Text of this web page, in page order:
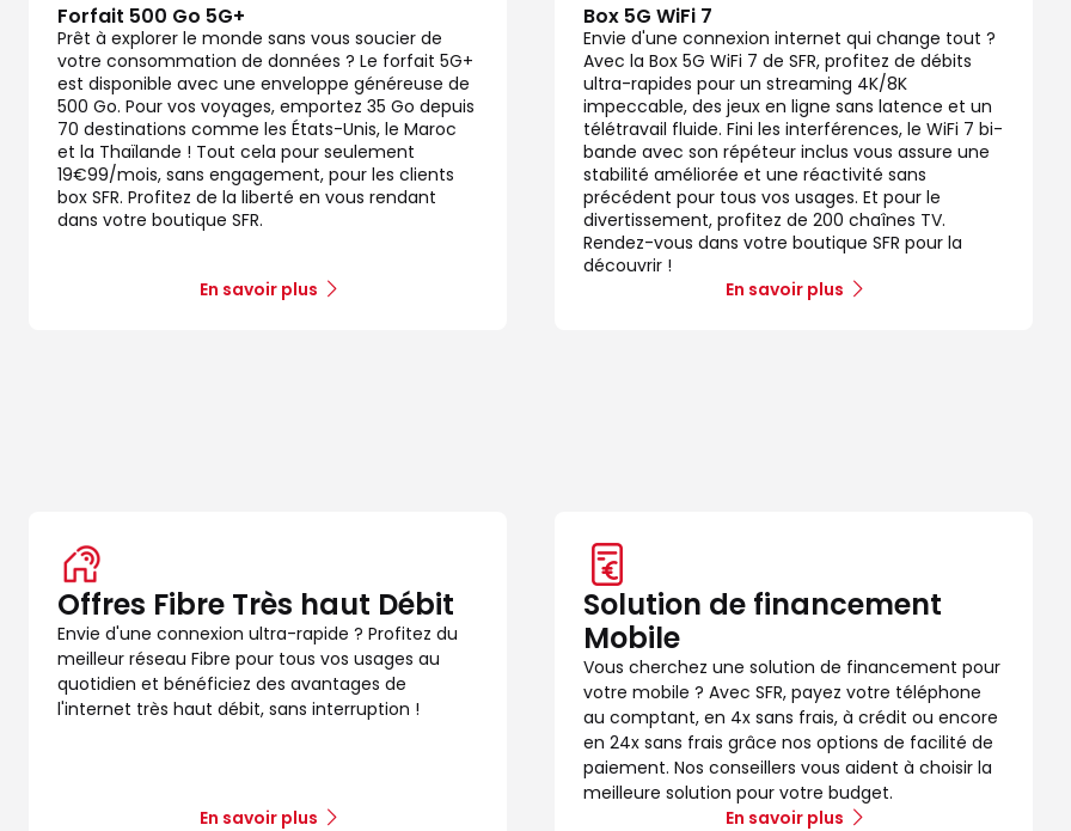
vous
Forfait 500 Go 5G+
Prêt à explorer le monde sans vous soucier de
votre consommation de données ? Le forfait 5G+
est disponible avec une enveloppe généreuse de
500 Go. Pour vos voyages, emportez 35 Go depuis
70 destinations comme les États-Unis, le Maroc
et la Thaïlande ! Tout cela pour seulement
19€99/mois, sans engagement, pour les clients
box SFR. Profitez de la liberté en vous rendant
dans votre boutique SFR.
En savoir plus
Box 5G WiFi 7
Envie d'une connexion internet qui change tout ?
Avec la Box 5G WiFi 7 de SFR, profitez de débits
ultra-rapides pour un streaming 4K/8K
impeccable, des jeux en ligne sans latence et un
télétravail fluide. Fini les interférences, le WiFi 7 bi-
bande avec son répéteur inclus vous assure une
stabilité améliorée et une réactivité sans
précédent pour tous vos usages. Et pour le
divertissement, profitez de 200 chaînes TV.
Rendez-vous dans votre boutique SFR pour la
découvrir !
En savoir plus
Offres Fibre Très haut Débit
Envie d'une connexion ultra-rapide ? Profitez du
meilleur réseau Fibre pour tous vos usages au
quotidien et bénéficiez des avantages de
l'internet très haut débit, sans interruption !
En savoir plus
Solution de financement
Mobile
Vous cherchez une solution de financement pour
votre mobile ? Avec SFR, payez votre téléphone
au comptant, en 4x sans frais, à crédit ou encore
en 24x sans frais grâce nos options de facilité de
paiement. Nos conseillers vous aident à choisir la
meilleure solution pour votre budget.
En savoir plus